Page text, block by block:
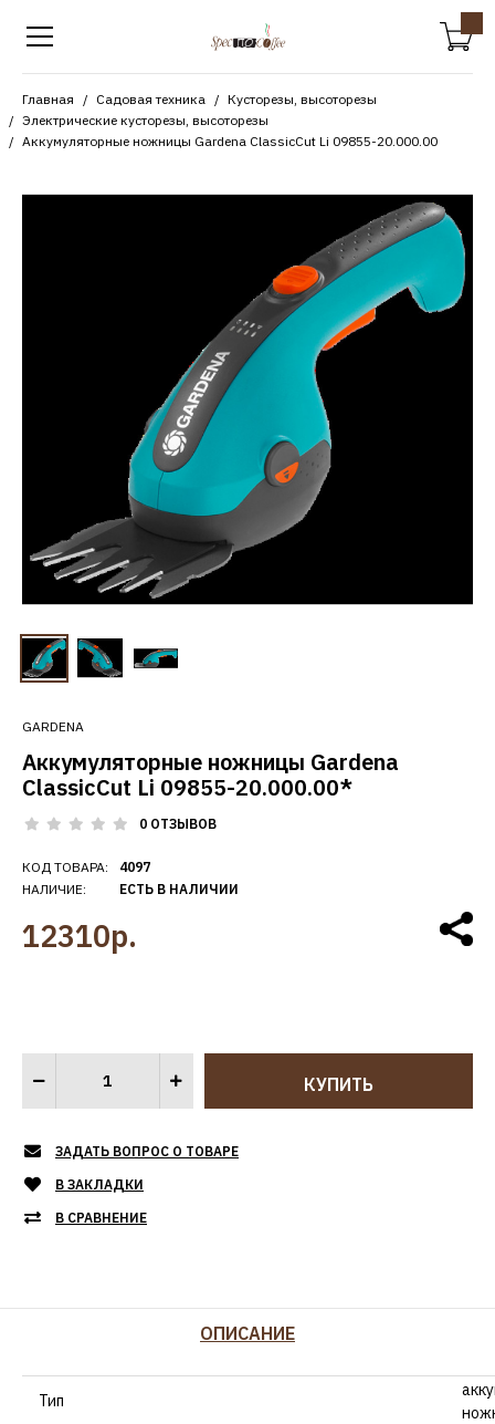
Главная Садовая техника
Кусторезы, высоторезы
Электрические кусторезы, высоторезы
Аккумуляторные ножницы Gardena ClassicCut Li 09855-20.000.00
GARDENA
Аккумуляторные ножницы Gardena
ClassicCut Li 09855-20.000.00*
0 ОТЗЫВОВ
КОД ТОВАРА:
НАЛИЧИЕ:
4097
ЕСТЬ В НАЛИЧИИ
12310р.
ЗАДАТЬ ВОПРОС О ТОВАРЕ
В ЗАКЛАДКИ
В СРАВНЕНИЕ
ОПИСАНИЕ
Тип